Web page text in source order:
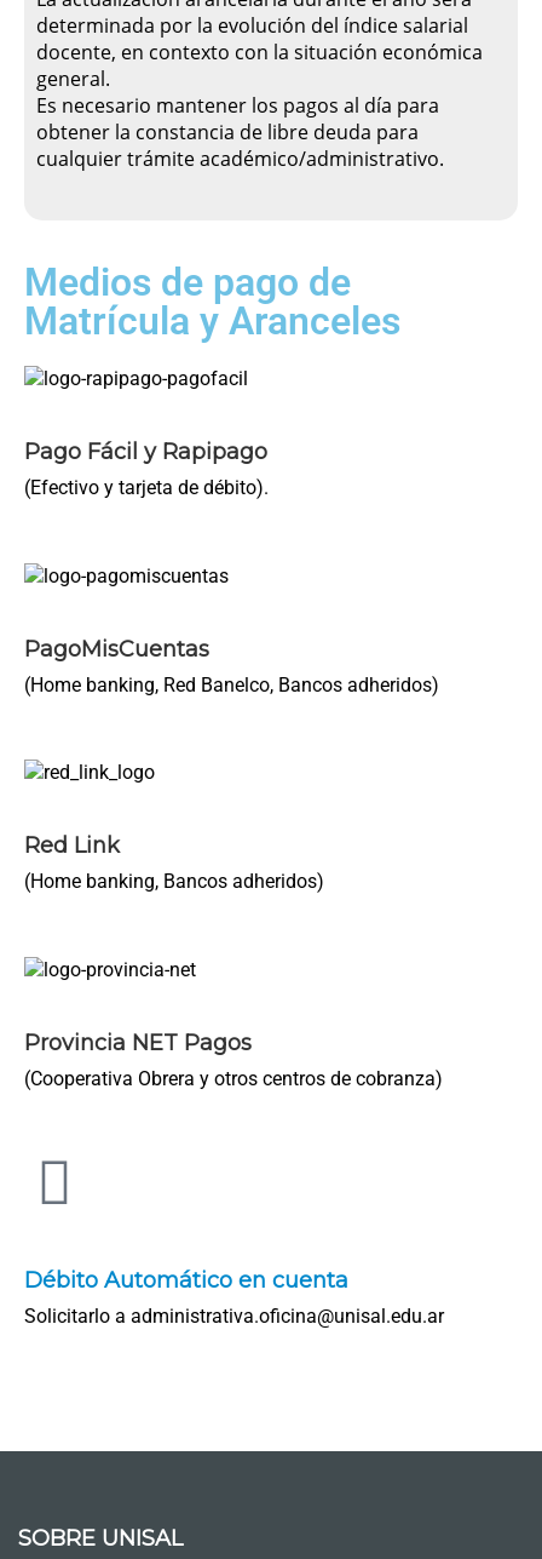
determinada por la evolución del índice salarial
docente, en contexto con la situación económica
general.
Es necesario mantener los pagos al día para
obtener la constancia de libre deuda para
cualquier trámite académico/administrativo.
Medios de pago de
Matrícula y Aranceles
Pago Fácil y Rapipago
(Efectivo y tarjeta de débito).
PagoMisCuentas
(Home banking, Red Banelco, Bancos adheridos)
Red Link
(Home banking, Bancos adheridos)
Provincia NET Pagos
(Cooperativa Obrera y otros centros de cobranza)
Débito Automático en cuenta
Solicitarlo a administrativa.oficina@unisal.edu.ar
SOBRE UNISAL